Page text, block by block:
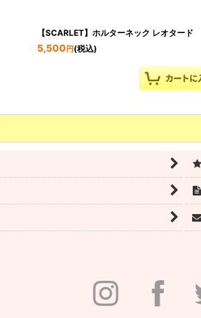
【SCARLET】ホルターネック レオタード
5,500 円(税込)